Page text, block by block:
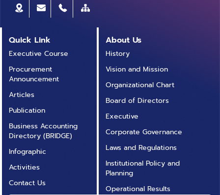
Quick Link
Executive Course
Procurement
Announcement
Articles
Publication
Business Accounting
Directory (BRIDGE)
Infographic
Activities
Contact Us
About Us
History
Vision and Mission
Organizational Chart
Board of Directors
Executive
Corporate Governance
Laws and Regulations
Institutional Policy and
Planning
Operational Results